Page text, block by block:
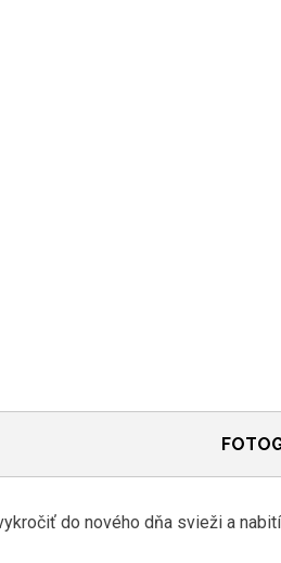
do nového dňa svieži a